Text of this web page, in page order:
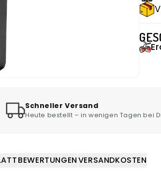
Schneller Versand
Heute bestellt – in wenigen Tagen bei
BEWERTUNGENVERSANDKOSTEN